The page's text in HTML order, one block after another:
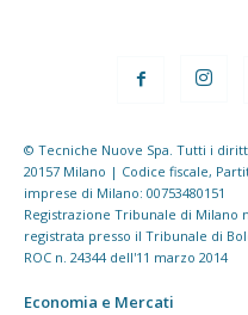
© Tecniche Nuove Spa. Tutti i
20157 Milano | Codice fiscale,
imprese di Milano: 00753480151
Registrazione Tribunale di Milano
registrata presso il Tribunale di
ROC n. 24344 dell'11 marzo 2014
Economia e Mercati